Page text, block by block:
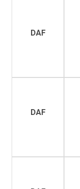
DAF
DAF